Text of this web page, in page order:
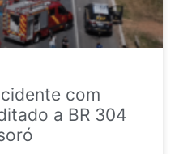
com
a BR 304